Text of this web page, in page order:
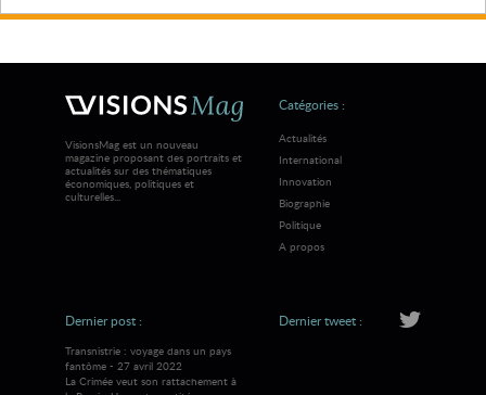
VisionsMag est un nouveau
magazine proposant des portraits et
actualités sur des thématiques
économiques, politiques et
culturelles...
Catégories :
Actualités
International
Innovation
Biographie
Politique
A propos
Dernier post :
Transnistrie : voyage dans un pays
fantôme - 27 avril 2022
La Crimée veut son rattachement à
Dernier tweet :